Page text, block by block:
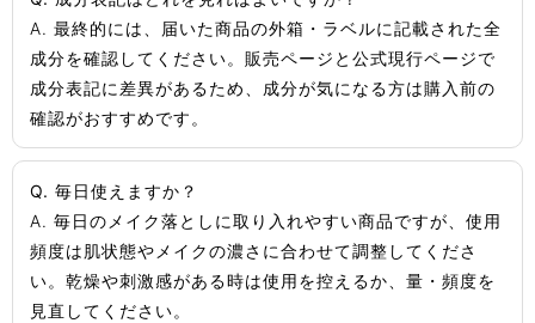
A. 最終的には、届いた商品の外箱・ラベルに記載された全
成分を確認してください。販売ページと公式現行ページで
成分表記に差異があるため、成分が気になる方は購入前の
確認がおすすめです。
Q. 毎日使えますか？
A. 毎日のメイク落としに取り入れやすい商品ですが、使用
頻度は肌状態やメイクの濃さに合わせて調整してくださ
い。乾燥や刺激感がある時は使用を控えるか、量・頻度を
見直してください。